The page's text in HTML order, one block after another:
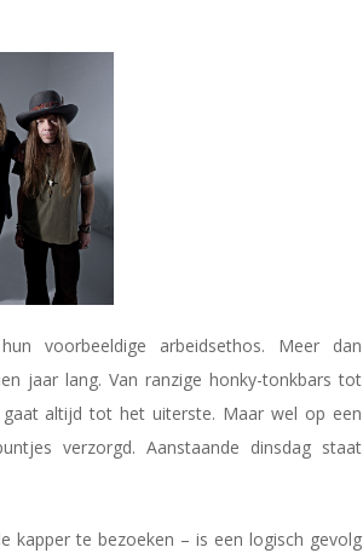
voorbeeldige arbeidsethos. Meer dan
jaar lang. Van ranzige honky-tonkbars tot
altijd tot het uiterste. Maar wel op een
verzorgd. Aanstaande dinsdag staat
te bezoeken – is een logisch gevolg